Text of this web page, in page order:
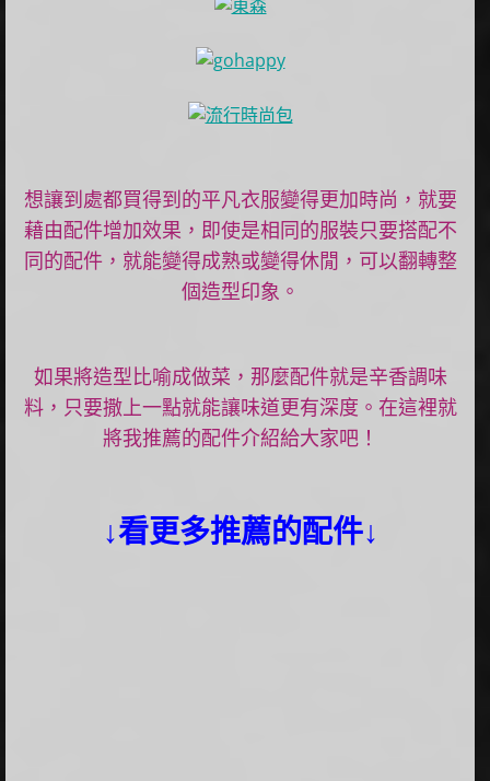
想讓到處都買得到的平凡衣服變得更加時尚，就要
藉由配件增加效果，即使是相同的服裝只要搭配不
同的配件，就能變得成熟或變得休閒，可以翻轉整
個造型印象。
如果將造型比喻成做菜，那麼配件就是辛香調味
料，只要撒上一點就能讓味道更有深度。在這裡就
將我推薦的配件介紹給大家吧！
↓看更多推薦的配件↓